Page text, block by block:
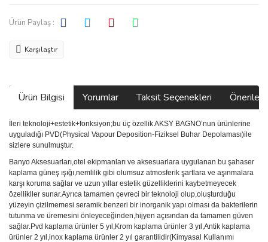
Ürün Paylaş :
Karşılaştır
Ürün Bilgisi Yorumlar Taksit Seçenekleri
İleri teknoloji+estetik+fonksiyon;bu üç özellik AKSY BAGNO’nun ürünlerine
uyguladığı PVD(Physical Vapour Deposition-Fiziksel Buhar Depolaması)ile
sizlere sunulmuştur.
Banyo Aksesuarları,otel ekipmanları ve aksesuarlara uygulanan bu şahaser
kaplama güneş ışığı,nemlilik gibi olumsuz atmosferik şartlara ve aşınmalara
karşı koruma sağlar ve uzun yıllar estetik güzelliklerini kaybetmeyecek
özellikller sunar.Ayrıca tamamen çevreci bir teknoloji olup,oluşturduğu
yüzeyin çizilmemesi seramik benzeri bir inorganik yapı olması da bakterilerin
tutunma ve üremesini önleyeceğinden,hijyen açısından da tamamen güven
sağlar.Pvd kaplama ürünler 5 yıl,Krom kaplama ürünler 3 yıl,Antik kaplama
ürünler 2 yıl,inox kaplama ürünler 2 yıl garantilidir(Kimyasal Kullanımı